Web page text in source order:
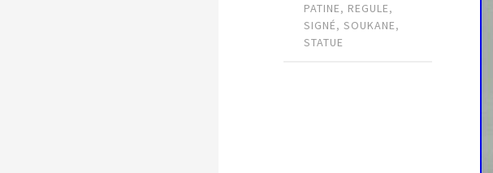
PATINE, REGULE,
SIGNÉ,SOUKANE,
STATUE